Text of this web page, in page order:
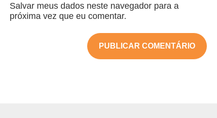
Salvar meus dados neste navegador para a
próxima vez que eu comentar.